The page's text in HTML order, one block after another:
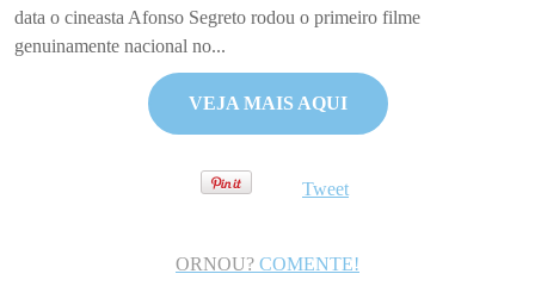
Nossa História
Contato
data o cineasta Afonso Segreto rodou o primeiro filme
genuinamente nacional no...
VEJA MAIS AQUI
Tweet
ORNOU? COMENTE!